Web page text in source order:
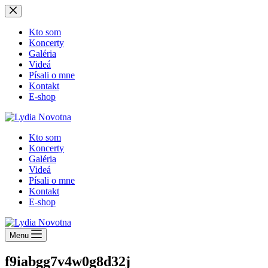
Skip
to
contentKto som
Koncerty
Galéria
Videá
Písali o mne
Kontakt
E-shop
Kto som
Koncerty
Galéria
Videá
Písali o mne
Kontakt
E-shop
Menu
f9iabgg7v4w0g8d32j